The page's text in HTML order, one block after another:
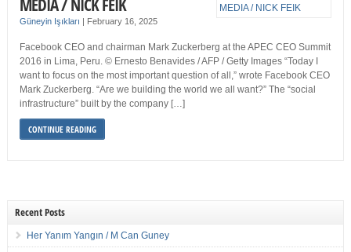
Güneyin Işıkları | February 16, 2025
Facebook CEO and chairman Mark Zuckerberg at the APEC CEO Summit
2016 in Lima, Peru. © Ernesto Benavides / AFP / Getty Images “Today I
want to focus on the most important question of all,” wrote Facebook CEO
Mark Zuckerberg. “Are we building the world we all want?” The “social
infrastructure” built by the company […]
CONTINUE READING
Recent Posts
Her Yanım Yangın / M Can Guney